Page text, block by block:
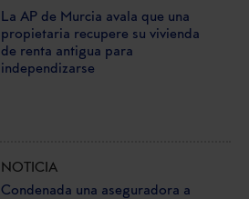
La AP de Murcia avala que una
propietaria recupere su vivienda
de renta antigua para
independizarse
NOTICIA
Condenada una aseguradora a